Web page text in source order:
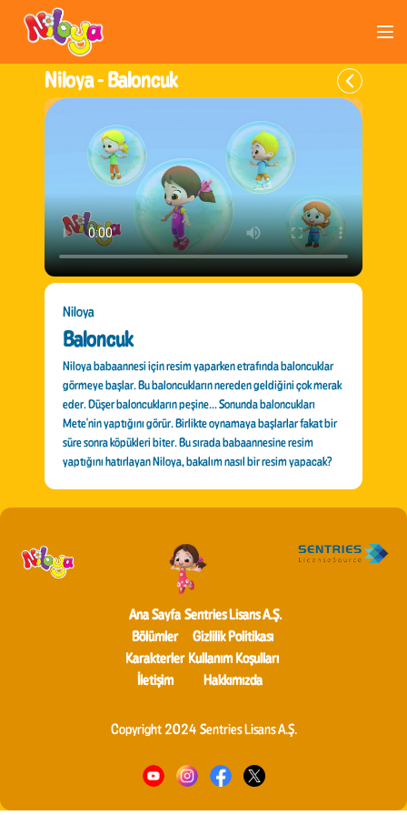
Niloya -Baloncuk
Niloya
Baloncuk
Niloya babaannesi için resim yaparken etrafında baloncuklar
görmeye başlar. Bu baloncukların nereden geldiğini çok merak
eder. Düşer baloncukların peşine... Sonunda baloncukları
Mete'nin yaptığını görür. Birlikte oynamaya başlarlar fakat bir
süre sonra köpükleri biter. Bu sırada babaannesine resim
yaptığını hatırlayan Niloya, bakalım nasıl bir resim yapacak?
Ana Sayfa
Bölümler
Karakterler
İletişim
Sentries Lisans A.Ş.
Gizlilik Politikası
Kullanım Koşulları
Hakkımızda
Copyright 2024 Sentries Lisans A.Ş.